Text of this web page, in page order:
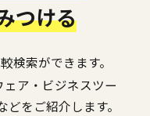
つける
検索ができます。
ア・ビジネスツー
をご紹介します。